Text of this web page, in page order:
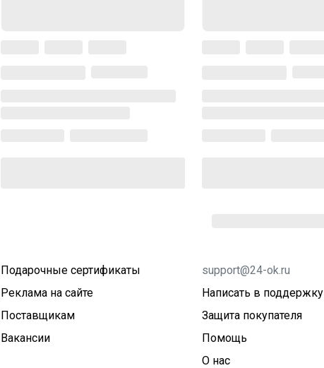
Подарочные сертификаты
Реклама на сайте
Поставщикам
Вакансии
support@24-ok.ru
Написать в поддержку
Защита покупателя
Помощь
О нас